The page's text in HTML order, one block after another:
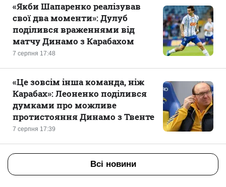
7 серпня 17:48
«Якби Шапаренко реалізував
свої два моменти»: Дулуб
поділився враженнями від
матчу Динамо з Карабахом
7 серпня 17:39
«Це зовсім інша команда, ніж
Карабах»: Леоненко поділився
думками про можливе
протистояння Динамо з Твенте
Всі новини